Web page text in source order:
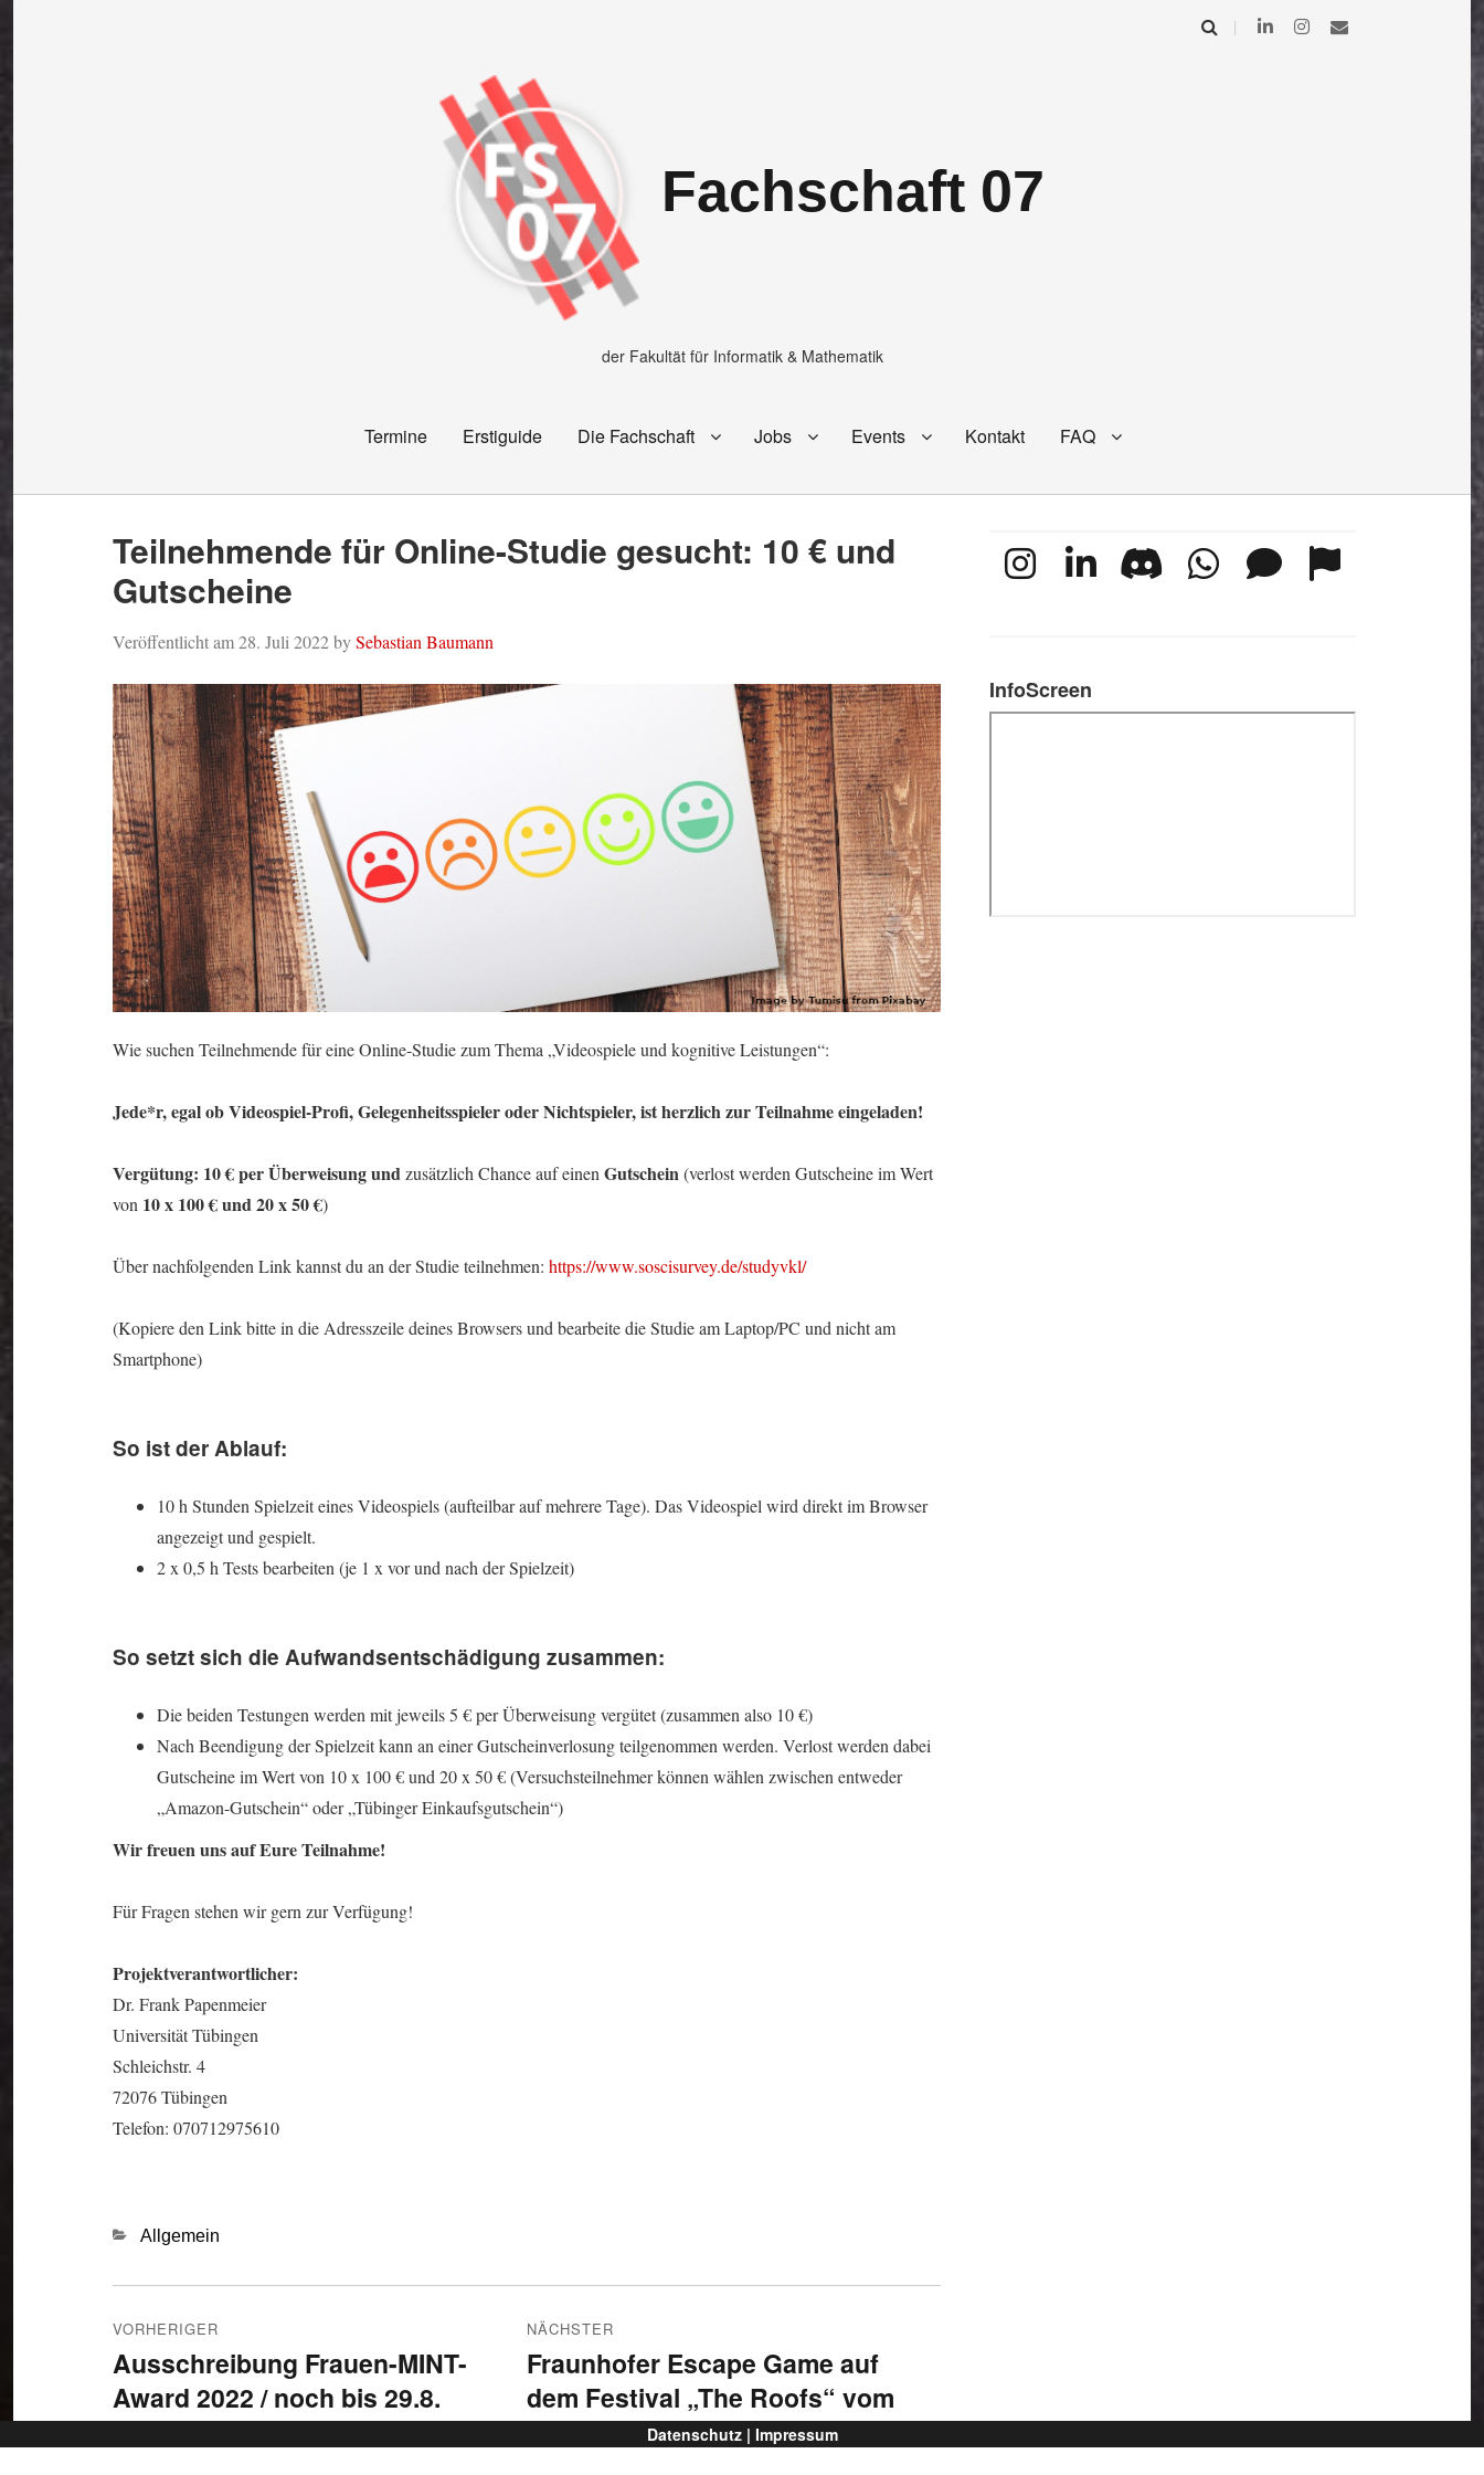
Fachschaft 07
der Fakultät für Informatik & Mathematik
Termine Erstiguide Die Fachschaft Jobs Events Kontakt FAQ
Teilnehmende für Online-Studie gesucht: 10 € und
Gutscheine
Veröffentlicht am28. Juli 2022bySebastian Baumann
Wie suchen Teilnehmende für eine Online-Studie zum Thema „Videospiele und kognitive Leistungen“:
Jede*r, egal ob Videospiel-Profi, Gelegenheitsspieler oder Nichtspieler, ist herzlich zur Teilnahme eingeladen!
Vergütung: 10 € per Überweisung undzusätzlich Chance auf einen Gutschein(verlost werden Gutscheine im Wert
von 10 x 100 € und 20 x 50 €)
Über nachfolgenden Link kannst du an der Studie teilnehmen: https://www.soscisurvey.de/studyvkl/
(Kopiere den Link bitte in die Adresszeile deines Browsers und bearbeite die Studie am Laptop/PC und nicht am
Smartphone)
So ist der Ablauf:
10 h Stunden Spielzeit eines Videospiels (aufteilbar auf mehrere Tage). Das Videospiel wird direkt im Browser
angezeigt und gespielt.
2 x 0,5 h Tests bearbeiten (je 1 x vor und nach der Spielzeit)
So setzt sich die Aufwandsentschädigung zusammen:
Die beiden Testungen werden mit jeweils 5 € per Überweisung vergütet (zusammen also 10 €)
Nach Beendigung der Spielzeit kann an einer Gutscheinverlosung teilgenommen werden. Verlost werden dabei
Gutscheine im Wert von 10 x 100 € und 20 x 50 € (Versuchsteilnehmer können wählen zwischen entweder
„Amazon-Gutschein“ oder „Tübinger Einkaufsgutschein“)
Wir freuen uns auf Eure Teilnahme!
Für Fragen stehen wir gern zur Verfügung!
Projektverantwortlicher:
Dr. Frank Papenmeier
Universität Tübingen
Schleichstr. 4
72076 Tübingen
Telefon: 070712975610
Kategorien
Allgemein
VORHERIGER
Vorheriger
Beitrag:
Ausschreibung Frauen-MINT-
Award 2022 / noch bis 29.8.
teilnehmen (BA, MA, kreative
NÄCHSTER
Nächster
Beitrag:
Fraunhofer Escape Game auf
dem Festival „The Roofs“ vom
11.-15. August 2022 in München
InfoScreen
Datenschutz | Impressum